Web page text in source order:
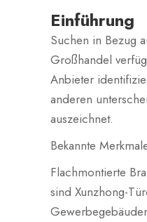
Einführung
Suchen in Bezug
Großhandel
Anbieter
anderen
auszeichnet.
Bekannte
Flachmontierte
sind Xunzhong-